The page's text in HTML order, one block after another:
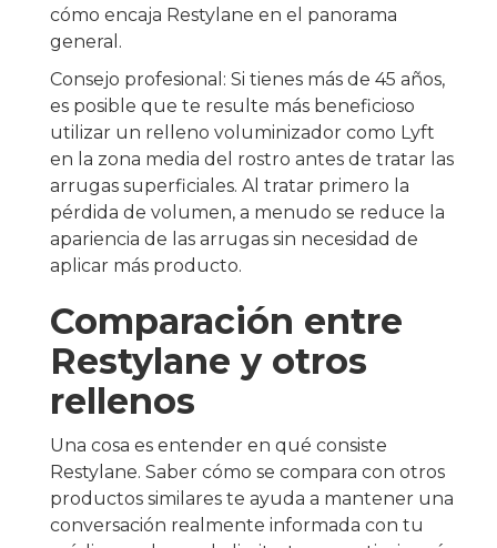
cómo encaja Restylane en el panorama
general.
Consejo profesional: Si tienes más de 45 años,
es posible que te resulte más beneficioso
utilizar un relleno voluminizador como Lyft
en la zona media del rostro antes de tratar las
arrugas superficiales. Al tratar primero la
pérdida de volumen, a menudo se reduce la
apariencia de las arrugas sin necesidad de
aplicar más producto.
Comparación entre
Restylane y otros
rellenos
Una cosa es entender en qué consiste
Restylane. Saber cómo se compara con otros
productos similares te ayuda a mantener una
conversación realmente informada con tu